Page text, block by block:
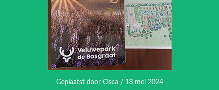
Geplaatst door Cisca / 18 mei 2024